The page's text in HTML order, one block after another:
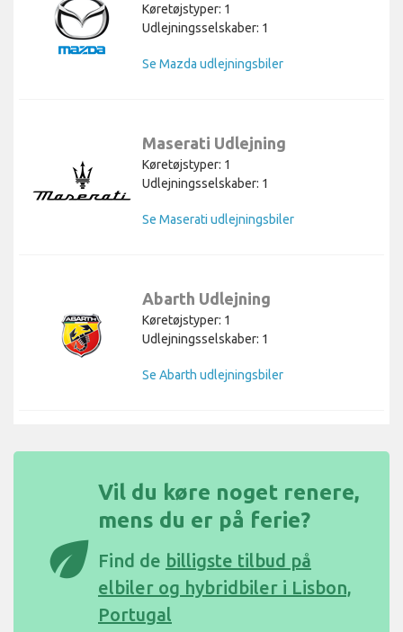
Køretøjstyper: 1
Udlejningsselskaber: 1
Se Mazda udlejningsbiler
Maserati Udlejning
Køretøjstyper: 1
Udlejningsselskaber: 1
Se Maserati udlejningsbiler
Abarth Udlejning
Køretøjstyper: 1
Udlejningsselskaber: 1
Se Abarth udlejningsbiler
eco
Vil du køre noget renere,
mens du er på ferie?
Find de billigste tilbud på
elbiler og hybridbiler i Lisbon,
Portugal